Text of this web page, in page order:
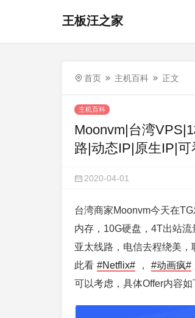
王板汪之家
首页 主机百科 正文
主机百科
Moonvm|台湾
路|动态IP|原生IP|可
2020-04-01
台湾商家Moonvm今天在
内存，10G硬盘，4T出站流
亚太线路，电信去程绕美
此看 #Netflix# ， #动画疯#
可以考虑，具体Offer内容如